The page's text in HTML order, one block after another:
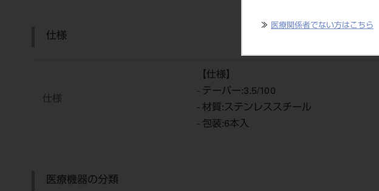
≫ 医療関係者でない方はこちら
仕様
仕様
【仕様】
- テーパー:3.5/100
- 材質:ステンレススチール
- 包装:6本入
医療機器の分類